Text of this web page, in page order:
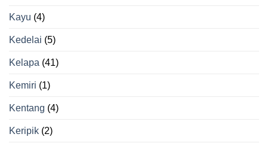
Kayu (4)
Kedelai (5)
Kelapa (41)
Kemiri (1)
Kentang (4)
Keripik (2)